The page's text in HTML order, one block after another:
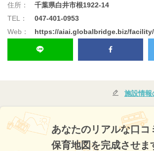
住所：
千葉県白井市根1922-14
TEL：
047-401-0953
Web：
https://aiai.globalbridge.biz/
施設情報
あなたのリアルな口コ
保育地図を完成させま